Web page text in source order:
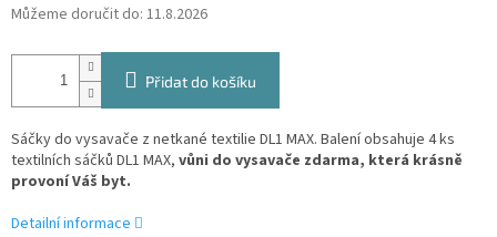
Můžeme doručit do: 11.8.2026
Přidat do košíku
Sáčky do vysavače z netkané textilie DL1 MAX. Balení obsahuje 4 ks
textilních sáčků DL1 MAX, vůni do vysavače zdarma, která krásně
provoní Váš byt.
Detailní informace